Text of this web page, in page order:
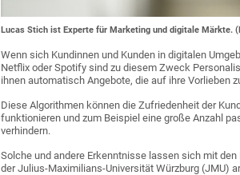
Lucas Stich ist Experte für Marketing und digitale Märkte.
Wenn sich Kundinnen und Kunden in digitalen
Netflix oder Spotify sind zu diesem Zweck
ihnen automatisch Angebote, die auf ihre Vorlieben
Diese Algorithmen können die Zufriedenheit der
funktionieren und zum Beispiel eine große Anzahl
verhindern.
Solche und andere Erkenntnisse lassen sich mit
der Julius-Maximilians-Universität Würzburg (JMU)